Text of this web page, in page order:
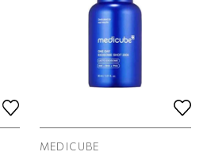
MEDICUBE